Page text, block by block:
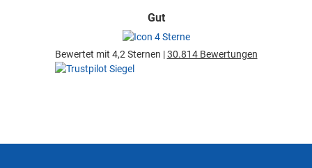
Gut
Bewertet mit 4,2 Sternen |30.814 Bewertungen